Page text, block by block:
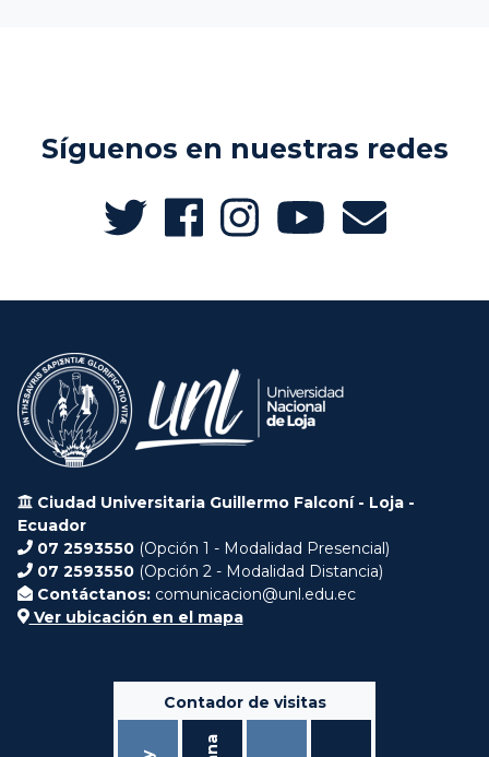
Síguenos en nuestras redes
Ciudad Universitaria Guillermo Falconí - Loja -
Ecuador
07 2593550 (Opción 1 - Modalidad Presencial)
07 2593550 (Opción 2 - Modalidad Distancia)
Contáctanos: comunicacion@unl.edu.ec
Ver ubicación en el mapa
Contador de visitas